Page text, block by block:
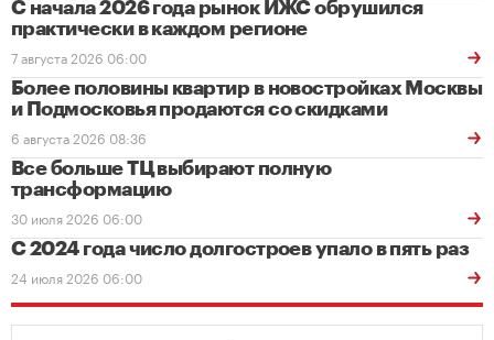
С начала 2026 года рынок ИЖС обрушился
практически в каждом регионе
7 августа 2026 06:00
Более половины квартир в новостройках Москвы
и Подмосковья продаются со скидками
6 августа 2026 08:36
Все больше ТЦ выбирают полную
трансформацию
30 июля 2026 06:00
С 2024 года число долгостроев упало в пять раз
24 июля 2026 06:00